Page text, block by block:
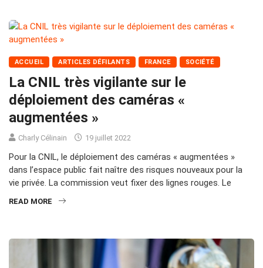
ACCUEIL ARTICLES DÉFILANTS FRANCE SOCIÉTÉ
La CNIL très vigilante sur le
déploiement des caméras «
augmentées »
Charly Célinain 19 juillet 2022
Pour la CNIL, le déploiement des caméras « augmentées »
dans l’espace public fait naître des risques nouveaux pour la
vie privée. La commission veut fixer des lignes rouges. Le
READ MORE